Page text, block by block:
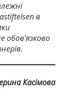
в
обов’язково
Касімова